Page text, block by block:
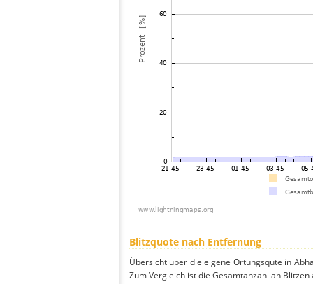
Blitzquote nach Entfernung
Übersicht über die eigene Ortungsqute in
Zum Vergleich ist die Gesamtanzahl an